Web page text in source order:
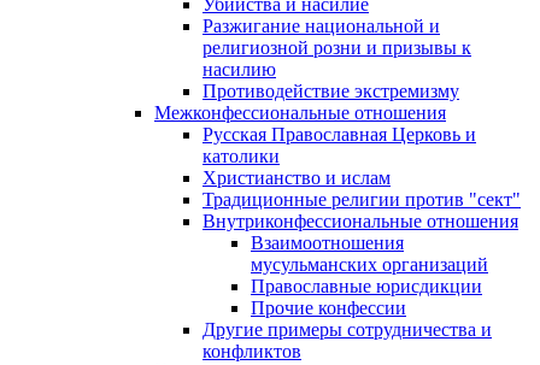
Убийства и насилие
Разжигание национальной и
религиозной розни и призывы к
насилию
Противодействие экстремизму
Межконфессиональные отношения
Русская Православная Церковь и
католики
Христианство и ислам
Традиционные религии против "сект"
Внутриконфессиональные отношения
Взаимоотношения
мусульманских организаций
Православные юрисдикции
Прочие конфессии
Другие примеры сотрудничества и
конфликтов